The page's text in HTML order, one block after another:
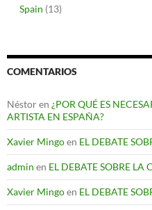
Spain (13)
COMENTARIOS
Néstoren ¿POR QUÉ ES
ARTISTA EN ESPAÑA?
Xavier Mingoen EL DEBATE
admin en EL DEBATE SOBRE LA
Xavier Mingoen EL DEBATE